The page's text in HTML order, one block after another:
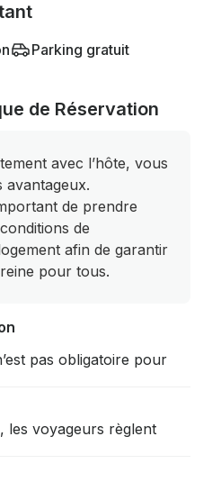
Parking gratuit
de Réservation
avec l’hôte, vous
avantageux.
de prendre
de
afin de garantir
pour tous.
pas obligatoire pour
les voyageurs règlent